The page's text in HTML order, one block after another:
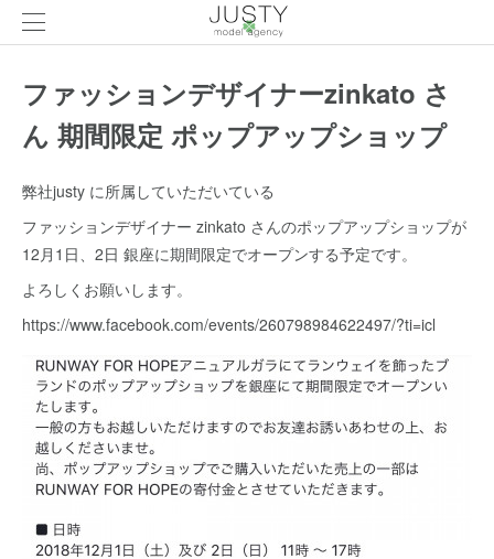
ファッションデザイナーzinkato さ
ん 期間限定 ポップアップショップ
弊社justy に所属していただいている
ファッションデザイナー zinkato さんのポップアップショップが
12月1日、2日 銀座に期間限定でオープンする予定です。
よろしくお願いします。
https://www.facebook.com/events/260798984622497/?ti=icl